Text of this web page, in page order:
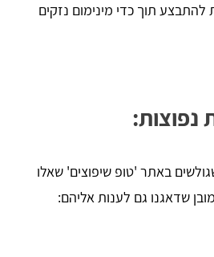
תוך כדי מינימום נזקים
נפוצות:
באתר 'טופ שיפוצים' שאלו
שדאגנו גם לענות אליהם: